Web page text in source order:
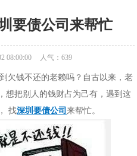
要债公司来帮忙
08:00:00 人气： 639
欠钱不还的老赖吗？自古以来，老
想把别人的钱财占为己有，遇到这
找深圳要债公司来帮忙。